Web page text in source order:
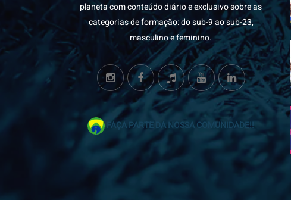
planeta com conteúdo diário e exclusivo sobre as
categorias de formação: do sub-9 ao sub-23,
masculino e feminino.
FAÇA PARTE DA NOSSA COMUNIDADE!!